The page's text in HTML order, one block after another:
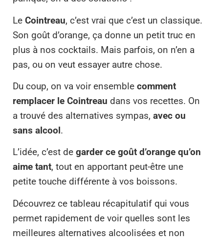
Le Cointreau, c’est vrai que c’est un classique.
Son goût d’orange, ça donne un petit truc en
plus à nos cocktails. Mais parfois, on n’en a
pas, ou on veut essayer autre chose.
Du coup, on va voir ensemble comment
remplacer le Cointreau dans vos recettes. On
a trouvé des alternatives sympas, avec ou
sans alcool.
L’idée, c’est de garder ce goût d’orange qu’on
aime tant, tout en apportant peut-être une
petite touche différente à vos boissons.
Découvrez ce tableau récapitulatif qui vous
permet rapidement de voir quelles sont les
meilleures alternatives alcoolisées et non